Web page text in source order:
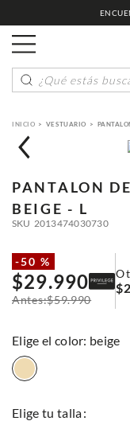
¿Qué estás
VESTUARIO
PANTALON
BEIGE - L
SKU 2013474030730
-50 %
$29.990
$59.990
$
: beige